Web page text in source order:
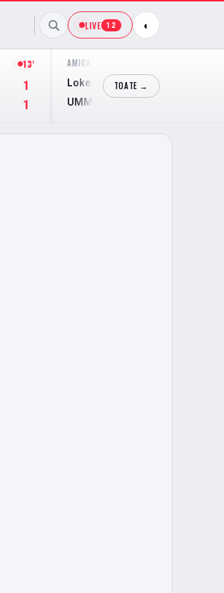
LIVE 12 ◐
13'
1
1
AMICALE CLUBURI
Lokeren-Temse
UMM Salal
TOATE →